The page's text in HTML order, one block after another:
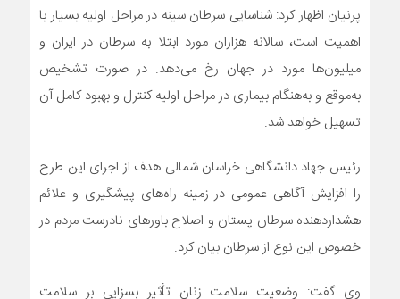
پرنیان اظهار کرد: شناسایی سرطان سینه در مراحل اولیه بسیار با
اهمیت است، سالانه هزاران مورد ابتلا به سرطان در ایران و
میلیون‌ها مورد در جهان رخ می‌دهد. در صورت تشخیص
به‌موقع و به‌هنگام بیماری در مراحل اولیه کنترل و بهبود کامل آن
تسهیل خواهد شد.
رئیس جهاد دانشگاهی خراسان شمالی هدف از اجرای این طرح
را افزایش آگاهی عمومی در زمینه راه‌های پیشگیری و علائم
هشداردهنده سرطان پستان و اصلاح باورهای نادرست مردم در
خصوص این نوع از سرطان بیان کرد.
وی گفت: وضعیت سلامت زنان تأثیر بسزایی بر سلامت